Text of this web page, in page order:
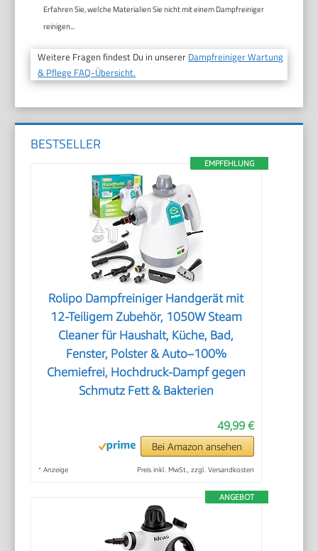
Erfahren Sie, welche Materialien Sie nicht mit einem Dampfreiniger
reinigen...
Weitere Fragen findest Du in unserer Dampfreiniger Wartung
& Pflege FAQ-Übersicht.
BESTSELLER
EMPFEHLUNG
Rolipo Dampfreiniger Handgerät mit
12-Teiligem Zubehör, 1050W Steam
Cleaner für Haushalt, Küche, Bad,
Fenster, Polster & Auto–100%
Chemiefrei, Hochdruck-Dampf gegen
Schmutz Fett & Bakterien
49,99 €
Bei Amazon ansehen
* Anzeige Preis inkl. MwSt., zzgl. Versandkosten
ANGEBOT